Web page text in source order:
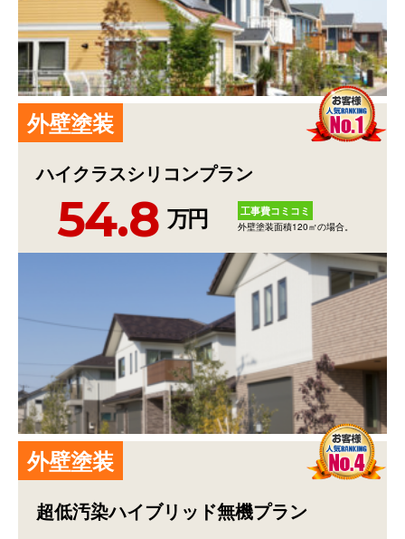
外壁塗装
ハイクラスシリコンプラン
54.8 万円 工事費コミコミ
外壁塗装面積120㎡の場合。
外壁塗装
超低汚染ハイブリッド無機プラン